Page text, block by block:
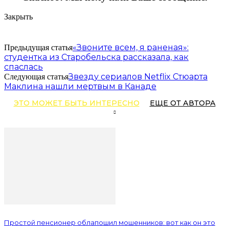
Закрыть
Предыдущая статья«Звоните всем, я раненая»:
студентка из Старобельска рассказала, как
спаслась
Следующая статьяЗвезду сериалов Netflix Стюарта
Маклина нашли мертвым в Канаде
ЭТО МОЖЕТ БЫТЬ ИНТЕРЕСНО ЕЩЕ ОТ АВТОРА
Простой пенсионер облапошил мошенников: вот как он это